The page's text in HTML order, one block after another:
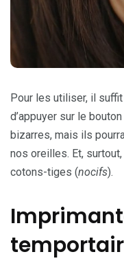
Pour les utiliser, il
d’appuyer sur le
bizarres, mais ils
nos oreilles. Et,
cotons-tiges (nocifs).